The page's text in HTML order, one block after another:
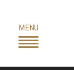
content
MENU